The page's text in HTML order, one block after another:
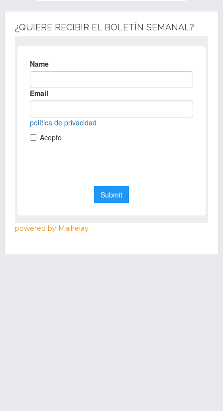
¿QUIERE RECIBIR EL BOLETÍN SEMANAL?
powered by Mailrelay